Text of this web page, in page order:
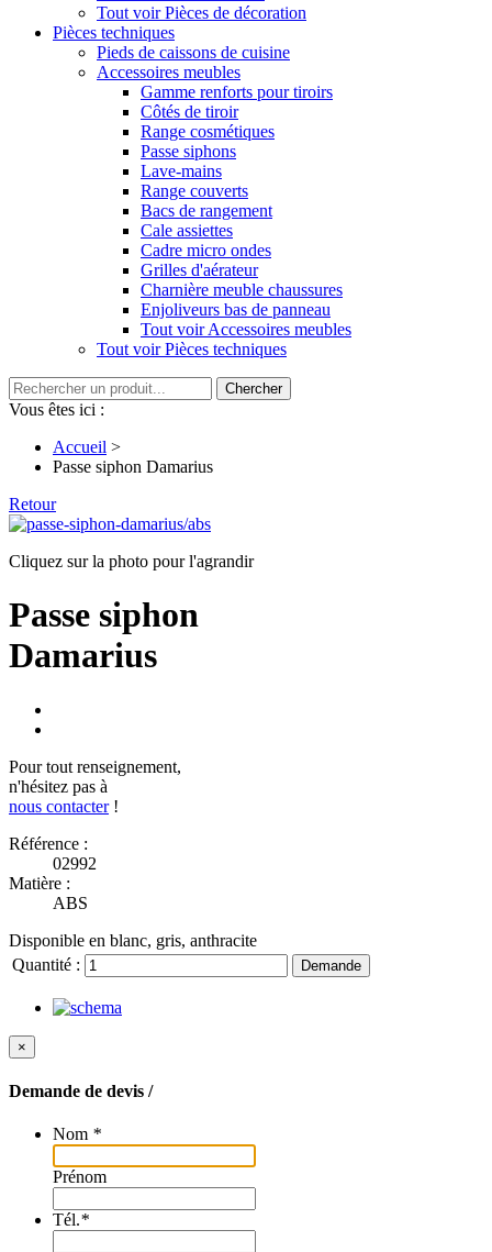
Tout voir Pièces de décoration
Pièces techniques
Pieds de caissons de cuisine
Accessoires meubles
Gamme renforts pour tiroirs
Côtés de tiroir
Range cosmétiques
Passe siphons
Lave-mains
Range couverts
Bacs de rangement
Cale assiettes
Cadre micro ondes
Grilles d'aérateur
Charnière meuble chaussures
Enjoliveurs bas de panneau
Tout voir Accessoires meubles
Tout voir Pièces techniques
Chercher
Vous êtes ici :
Accueil >
Passe siphon Damarius
Retour
Cliquez sur la photo pour l'agrandir
Passe siphon
Damarius
Pour tout renseignement,
n'hésitez pas à
nous contacter!
Référence :
02992
Matière :
ABS
Disponible en blanc, gris, anthracite
Quantité :
Demande
×
Demande de devis /
Nom *
Prénom
Tél.*